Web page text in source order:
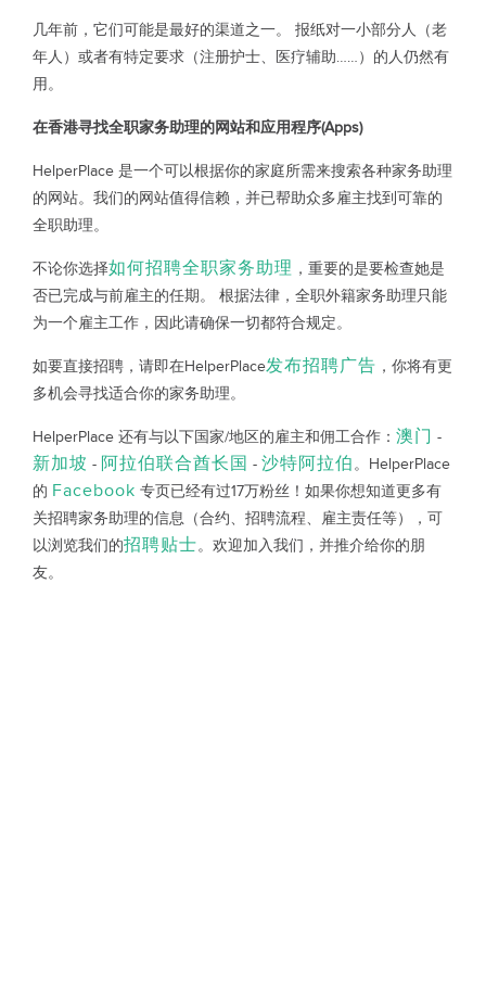
几年前，它们可能是最好的渠道之一。 报纸对一小部分人（老
年人）或者有特定要求（注册护士、医疗辅助……）的人仍然有
用。
在香港寻找全职家务助理的网站和应用程序(Apps)
HelperPlace 是一个可以根据你的家庭所需来搜索各种家务助理
的网站。我们的网站值得信赖，并已帮助众多雇主找到可靠的
全职助理。
不论你选择如何招聘全职家务助理 ，重要的是要检查她是
否已完成与前雇主的任期。 根据法律，全职外籍家务助理只能
为一个雇主工作，因此请确保一切都符合规定。
如要直接招聘，请即在HelperPlace发布招聘广告 ，你将有更
多机会寻找适合你的家务助理。
HelperPlace 还有与以下国家/地区的雇主和佣工合作： 澳门 -
新加坡 - 阿拉伯联合酋长国 - 沙特阿拉伯。HelperPlace
的 Facebook 专页已经有过17万粉丝！如果你想知道更多有
关招聘家务助理的信息（合约、招聘流程、雇主责任等），可
以浏览我们的招聘贴士。欢迎加入我们，并推介给你的朋
友。